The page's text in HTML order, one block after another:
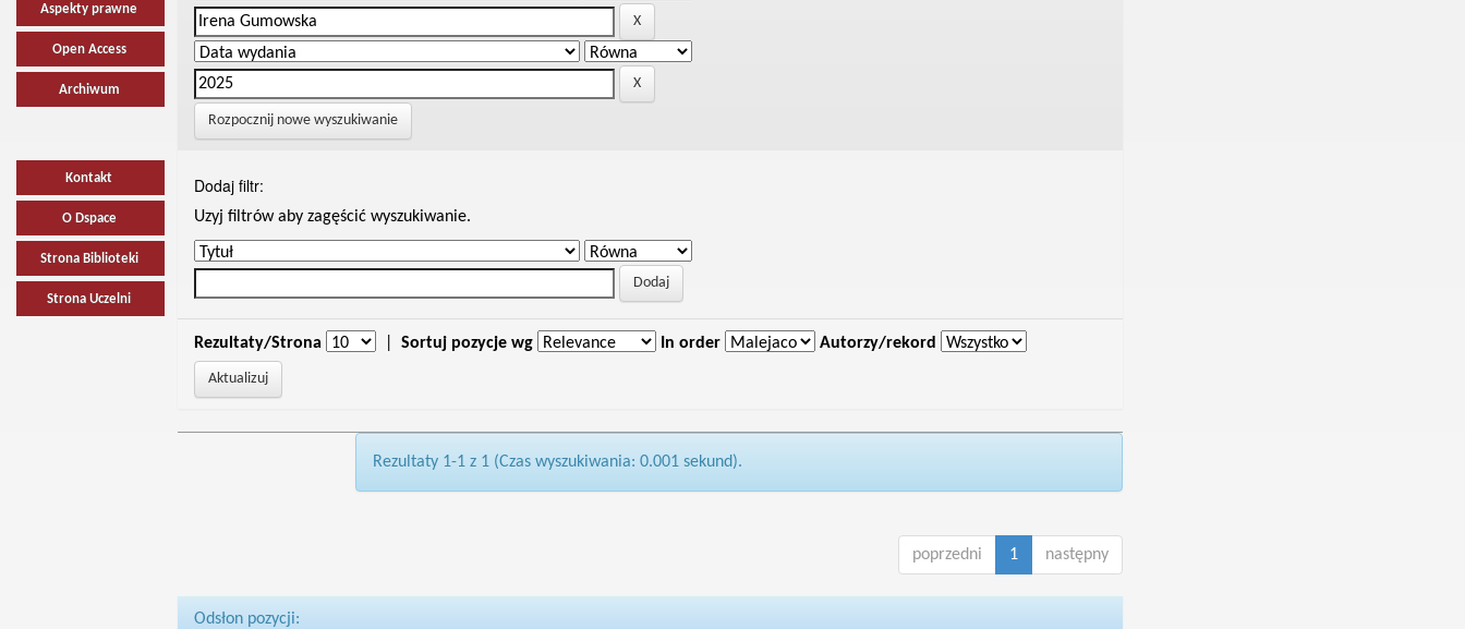
Aspekty prawne
Open Access
Archiwum
Kontakt
O Dspace
Strona Biblioteki
Strona Uczelni
Rozpocznij nowe wyszukiwanie
Dodaj filtr:
Uzyj filtrów aby zagęścić wyszukiwanie.
Rezultaty/Strona Sortuj pozycje wg In order Autorzy/rekord
Rezultaty 1-1 z 1 (Czas wyszukiwania: 0.001 sekund).
poprzedni 1 następny
Odsłon pozycji: